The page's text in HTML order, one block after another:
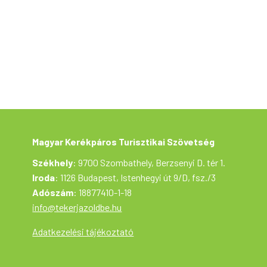
túrasorozat része, ami a Magyar
szervezésében az Aktív
Magyarország támogatásával
valósul meg.
Magyar Kerékpáros Turisztikai Szövetség
Székhely: 9700 Szombathely, Berzsenyi D. tér 1.
Iroda: 1126 Budapest, Istenhegyi út 9/D, fsz./3
Adószám: 18877410-1-18
info@tekerjazoldbe.hu
Adatkezelési tájékoztató